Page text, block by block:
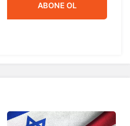
ABONE OL